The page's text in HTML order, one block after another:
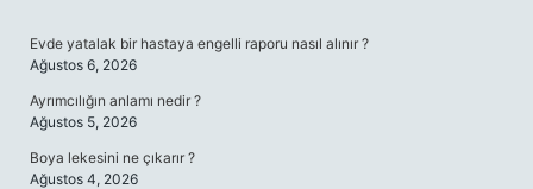
SIDEBAR
Evde yatalak bir hastaya engelli raporu nasıl alınır ?
Ağustos 6, 2026
Ayrımcılığın anlamı nedir ?
Ağustos 5, 2026
Boya lekesini ne çıkarır ?
Ağustos 4, 2026